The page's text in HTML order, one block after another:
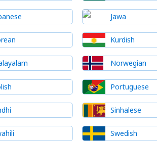
Jawa
Kurdish
Norwegian
Portuguese
Sinhalese
Swedish